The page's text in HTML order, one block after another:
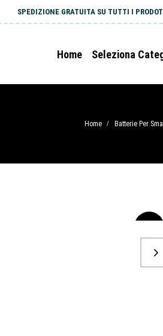
SPEDIZIONE GRATUITA SU TUTTI I
Home Seleziona
Home / Batterie Per